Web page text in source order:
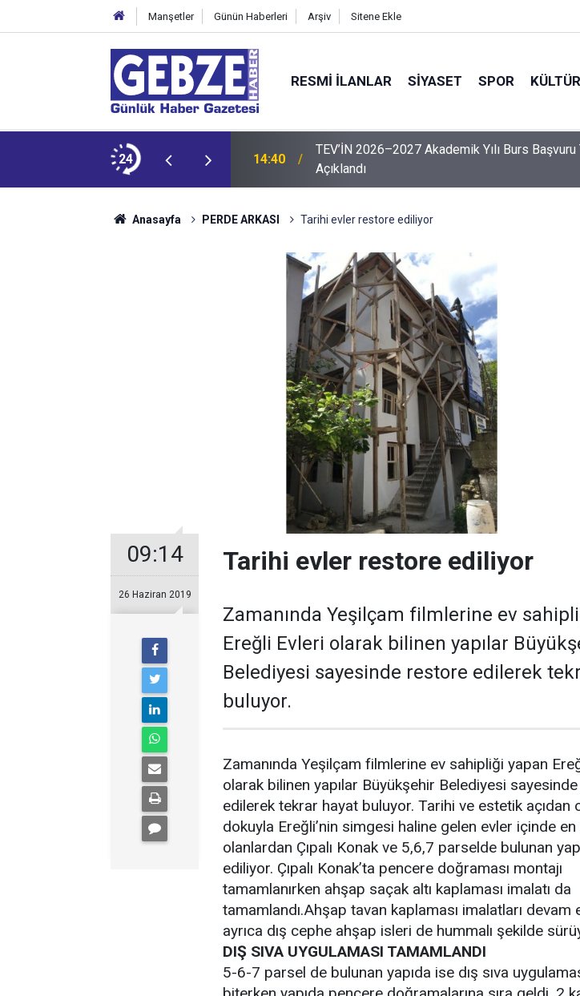
Manşetler Günün Haberleri Arşiv Sitene Ekle
RESMI İLANLAR SİYASET SPOR
24
ZİYARET: "Sektörde Adalet
14:40
TEV’İN 2026–2027 Akademik Yılı Burs Başvuru Takvimi ve Burs Tutarları
Açıklandı
Anasayfa PERDE ARKASI Tarihi evler restore ediliyor
09:14
26 Haziran 2019
Tarihi evler restore ediliyor
Zamanında Yeşilçam filmlerine ev
Ereğli Evleri olarak bilinen yapılar
Belediyesi sayesinde restore edilerek
buluyor.
Zamanında Yeşilçam filmlerine ev sahipliği yapan
olarak bilinen yapılar Büyükşehir Belediyesi
edilerek tekrar hayat buluyor. Tarihi ve estetik açıdan
dokuyla Ereğli’nin simgesi haline gelen evler içinde
olanlardan Çıpalı Konak ve 5,6,7 parselde bulunan
ediliyor. Çıpalı Konak’ta pencere doğraması montajı
tamamlanırken ahşap saçak altı kaplaması imalatı da
tamamlandı.Ahşap tavan kaplaması imalatları devam
ayrıca dış cephe ahşap isleri de hummalı şekilde
DIŞ SIVA UYGULAMASI TAMAMLANDI
5-6-7 parsel de bulunan yapıda ise dış sıva